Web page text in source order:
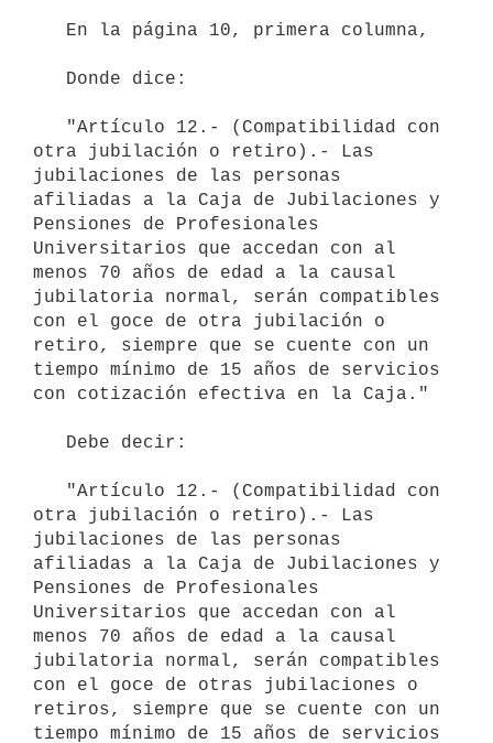
otra jubilación o retiro).- Las
jubilaciones de las personas
afiliadas a la Caja de Jubilaciones y
Pensiones de Profesionales
Universitarios que accedan con al
menos 70 años de edad a la causal
jubilatoria normal, serán compatibles
con el goce de otra jubilación o
retiro, siempre que se cuente con un
tiempo mínimo de 15 años de servicios
con cotización efectiva en la Caja."
otra jubilación o retiro).- Las
jubilaciones de las personas
afiliadas a la Caja de Jubilaciones y
Pensiones de Profesionales
Universitarios que accedan con al
menos 70 años de edad a la causal
jubilatoria normal, serán compatibles
con el goce de otras jubilaciones o
retiros, siempre que se cuente con un
tiempo mínimo de 15 años de servicios